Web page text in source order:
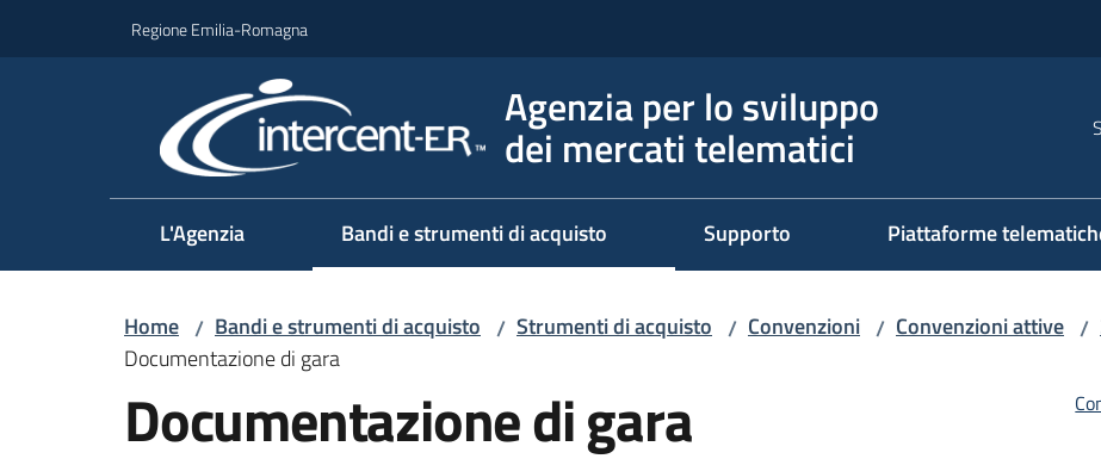
Regione Emilia-Romagna
Agenzia per lo sviluppo
dei mercati telematici
L'Agenzia Bandi e strumenti di acquisto Supporto Piattaforme
Home / Bandi e strumenti di acquisto / Strumenti di acquisto / Convenzioni / Convenzioni attive /
Documentazione di gara
Documentazione di gara